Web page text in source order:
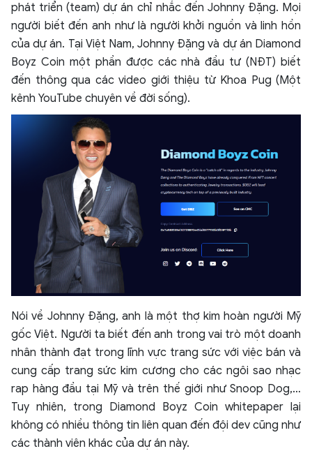
phát triển (team) dự án chỉ nhắc đến Johnny Đặng. Mọi
người biết đến anh như là người khởi nguồn và linh hồn
của dự án. Tại Việt Nam, Johnny Đặng và dự án Diamond
Boyz Coin một phần được các nhà đầu tư (NĐT) biết
đến thông qua các video giới thiệu từ Khoa Pug (Một
kênh YouTube chuyên về đời sống).
Nói về Johnny Đặng, anh là một thợ kim hoàn người Mỹ
gốc Việt. Người ta biết đến anh trong vai trò một doanh
nhân thành đạt trong lĩnh vực trang sức với việc bán và
cung cấp trang sức kim cương cho các ngôi sao nhạc
rap hàng đầu tại Mỹ và trên thế giới như Snoop Dog,…
Tuy nhiên, trong Diamond Boyz Coin whitepaper lại
không có nhiều thông tin liên quan đến đội dev cũng như
các thành viên khác của dự án này.